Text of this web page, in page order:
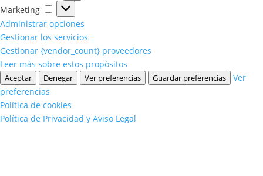
Marketing
Marketing
Administrar opciones
Gestionar los servicios
Gestionar {vendor_count} proveedores
Leer más sobre estos propósitos
Aceptar Denegar Ver preferencias Guardar preferencias
Ver
preferencias
Política de cookies
Política de Privacidad y Aviso Legal